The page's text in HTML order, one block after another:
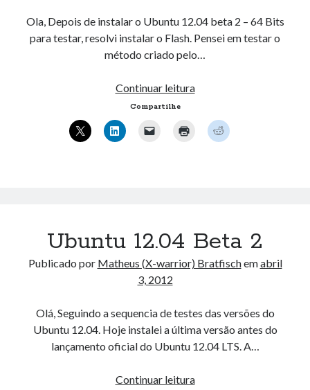
Ola, Depois de instalar o Ubuntu 12.04 beta 2 – 64 Bits
para testar, resolvi instalar o Flash. Pensei em testar o
método criado pelo…
Continuar leituraInstalar
Ubuntu
Bits
Compartilhe
Ubuntu 12.04 Beta 2
Publicado por Matheus (X-warrior) Bratfischemabril
3, 2012
Olá, Seguindo a sequencia de testes das versões do
Ubuntu 12.04. Hoje instalei a última versão antes do
lançamento oficial do Ubuntu 12.04 LTS. A…
Continuar leituraUbuntu